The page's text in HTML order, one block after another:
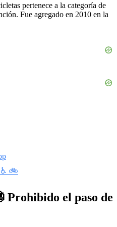
pertenece a la categoría de
Fue agregado en 2010 en la
🚲
Prohibido el paso de